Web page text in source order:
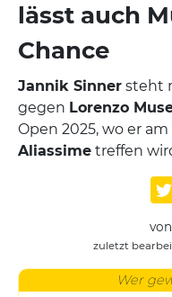
lässt auch
Chance
Jannik Sinner steht
gegen Lorenzo
Open 2025, wo er
Aliassime treffen
zuletzt
Wer